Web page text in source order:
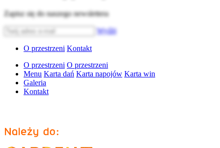
Zapisz się do naszego newslettera
Wyślij
O przestrzeni Kontakt
O przestrzeni O przestrzeni
Menu Karta dań Karta napojów Karta win
Galeria
Kontakt